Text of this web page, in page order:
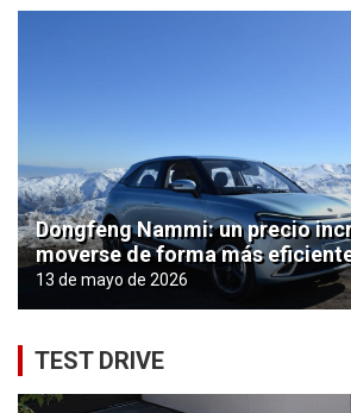
Dongfeng Nammi: un precio
moverse de forma más
13 de mayo de 2026
TEST DRIVE